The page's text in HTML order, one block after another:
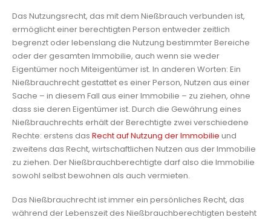
Das Nutzungsrecht, das mit dem Nießbrauch verbunden ist,
ermöglicht einer berechtigten Person entweder zeitlich
begrenzt oder lebenslang die Nutzung bestimmter Bereiche
oder der gesamten Immobilie, auch wenn sie weder
Eigentümer noch Miteigentümer ist. In anderen Worten: Ein
Nießbrauchrecht gestattet es einer Person, Nutzen aus einer
Sache – in diesem Fall aus einer Immobilie – zu ziehen, ohne
dass sie deren Eigentümer ist. Durch die Gewährung eines
Nießbrauchrechts erhält der Berechtigte zwei verschiedene
Rechte: erstens das Recht auf Nutzung der Immobilie und
zweitens das Recht, wirtschaftlichen Nutzen aus der Immobilie
zu ziehen. Der Nießbrauchberechtigte darf also die Immobilie
sowohl selbst bewohnen als auch vermieten.
Das Nießbrauchrecht ist immer ein persönliches Recht, das
während der Lebenszeit des Nießbrauchberechtigten besteht